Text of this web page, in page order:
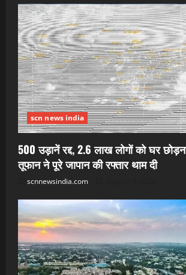
scn news india
500 उड़ानें रद्द, 2.6 लाख लोगों को घर
तूफान ने पूरे जापान की रफ्तार थाम दी
scnnewsindia.com